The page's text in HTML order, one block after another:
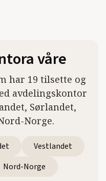
våre
har 19 tilsette og
avdelingskontor
Sørlandet,
Norge.
Vestlandet
Nord-Norge